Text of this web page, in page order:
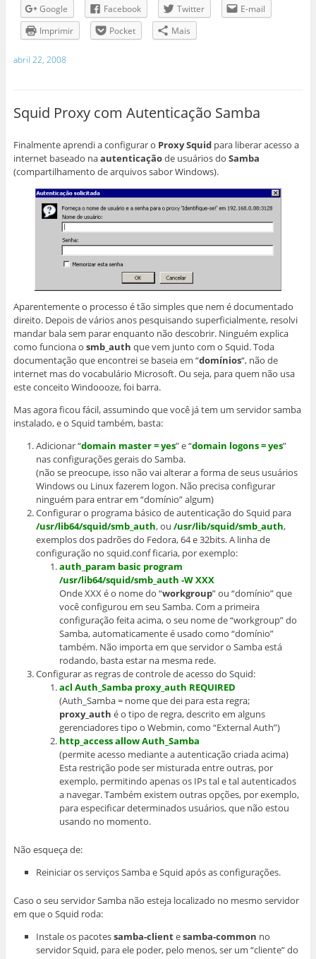
Google
Facebook Twitter
E-mail
Imprimir
Pocket Mais
abril 22, 2008
Squid Proxy com Autenticação Samba
Finalmente aprendi a configurar o Proxy Squidpara liberar acesso a
internet baseado naautenticaçãode usuários do Samba
(compartilhamento de arquivos sabor Windows).
Aparentemente o processo é tão simples que nem é documentado
direito. Depois de vários anos pesquisando superficialmente, resolvi
mandar bala sem parar enquanto não descobrir. Ninguém explica
como funciona o smb_auth que vem junto com o Squid. Toda
documentação que encontrei se baseia em “domínios“, não de
internet mas do vocabulário Microsoft. Ou seja, para quem não usa
este conceito Windoooze, foi barra.
Mas agora ficou fácil, assumindo que você já tem um servidor samba
instalado, e o Squid também, basta:
Adicionar “domain master = yes” e “domain logons = yes”
nas configurações gerais do Samba.
(não se preocupe, isso não vai alterar a forma de seus usuários
Windows ou Linux fazerem logon. Não precisa configurar
ninguém para entrar em “domínio” algum)
Configurar o programa básico de autenticação do Squid para
/usr/lib64/squid/smb_auth, ou/usr/lib/squid/smb_auth,
exemplos dos padrões do Fedora, 64 e 32bits. A linha de
configuração no squid.conf ficaria, por exemplo:
auth_param basic program
/usr/lib64/squid/smb_auth -W XXX
Onde XXX é o nome do “workgroup” ou “domínio” que
você configurou em seu Samba. Com a primeira
configuração feita acima, o seu nome de “workgroup” do
Samba, automaticamente é usado como “domínio”
também. Não importa em que servidor o Samba está
rodando, basta estar na mesma rede.
Configurar as regras de controle de acesso do Squid:
acl Auth_Samba proxy_auth REQUIRED
(Auth_Samba = nome que dei para esta regra;
proxy_auth é o tipo de regra, descrito em alguns
gerenciadores tipo o Webmin, como “External Auth”)
http_access allow Auth_Samba
(permite acesso mediante a autenticação criada acima)
Esta restrição pode ser misturada entre outras, por
exemplo, permitindo apenas os IPs tal e tal autenticados
a navegar. Também existem outras opções, por exemplo,
para especificar determinados usuários, que não estou
usando no momento.
Não esqueça de:
Reiniciar os serviços Samba e Squid após as configurações.
Caso o seu servidor Samba não esteja localizado no mesmo servidor
em que o Squid roda:
Instale os pacotessamba-clientesamba-common no
servidor Squid, para ele poder, pelo menos, ser um “cliente” do